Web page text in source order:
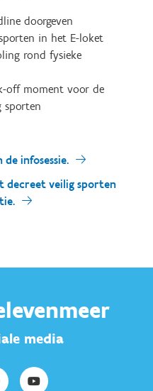
doorgeven
in het E-loket
rond fysieke
off moment voor de
sporten
infosessie.
decreet veilig sporten
media